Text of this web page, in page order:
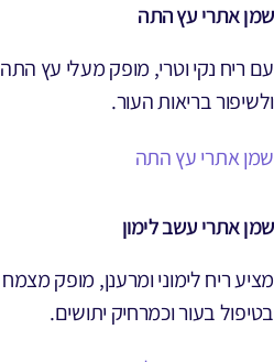
שמן אתרי עץ התה
עם ריח נקי וטרי, מופק מעלי עץ
ולשיפור בריאות העור.
שמן אתרי עץ התה
שמן אתרי עשב לימון
מציע ריח לימוני ומרענן, מופק
בטיפול בעור וכמרחיק יתושים.